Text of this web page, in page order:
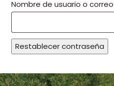
Nombre de usuario o
Restablecer contraseña